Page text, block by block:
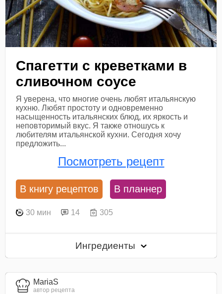
Спагетти с креветками в
сливочном соусе
Я уверена, что многие очень любят итальянскую
кухню. Любят простоту и одновременно
насыщенность итальянских блюд, их яркость и
неповторимый вкус. Я также отношусь к
любителям итальянской кухни. Сегодня хочу
предложить...
Посмотреть рецепт
В книгу рецептов В планнер
30 мин 14 305
Ингредиенты
MariaS
автор рецепта